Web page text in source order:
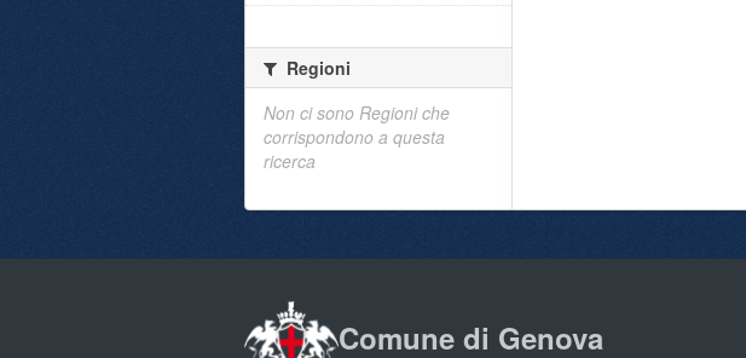
Regioni
Non ci sono Regioni che
corrispondono a questa
ricerca
Comune di Genova